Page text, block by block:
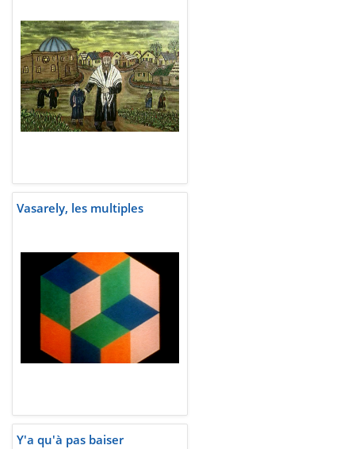
Vasarely, les multiples
Y'a qu'à pas baiser